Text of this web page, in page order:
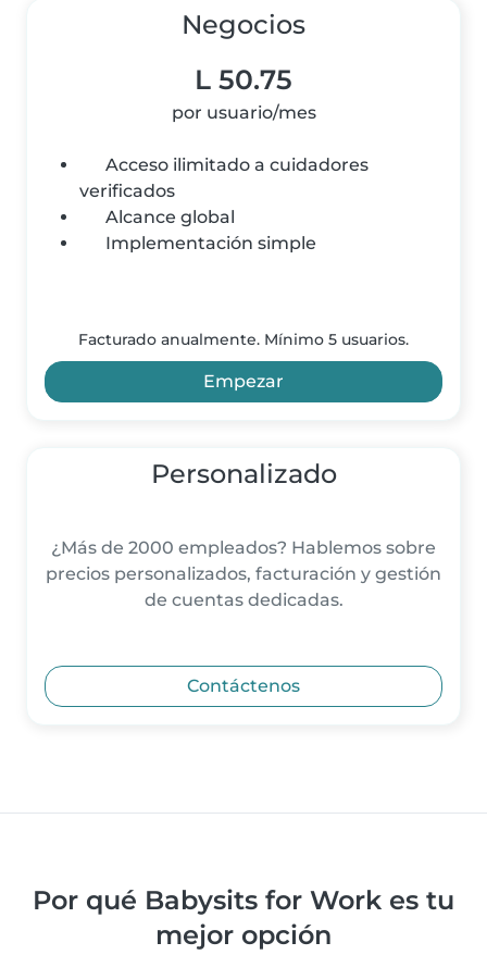
Negocios
L 50.75
por usuario/mes
Acceso ilimitado a cuidadores
verificados
Alcance global
Implementación simple
Facturado anualmente. Mínimo 5 usuarios.
Empezar
Personalizado
¿Más de 2000 empleados? Hablemos sobre
precios personalizados, facturación y gestión
de cuentas dedicadas.
Contáctenos
Por qué Babysits for Work es tu
mejor opción